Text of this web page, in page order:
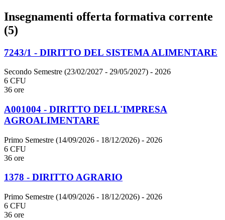
Insegnamenti offerta formativa corrente
(5)
7243/1 - DIRITTO DEL SISTEMA ALIMENTARE
Secondo Semestre (23/02/2027 - 29/05/2027) - 2026
6 CFU
36 ore
A001004 - DIRITTO DELL'IMPRESA
AGROALIMENTARE
Primo Semestre (14/09/2026 - 18/12/2026) - 2026
6 CFU
36 ore
1378 - DIRITTO AGRARIO
Primo Semestre (14/09/2026 - 18/12/2026) - 2026
6 CFU
36 ore